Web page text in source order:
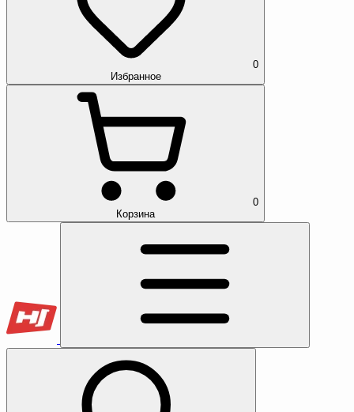
0
Избранное
0
Корзина